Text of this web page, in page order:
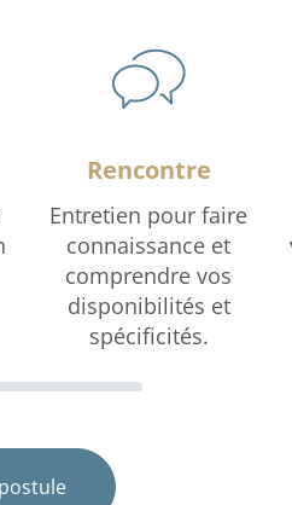
Rencontre
Entretien pour faire
connaissance et
comprendre vos
disponibilités et
spécificités.